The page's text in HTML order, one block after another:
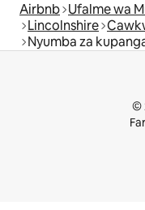
Airbnb Ufalme wa
Lincolnshire
Nyumba za
©